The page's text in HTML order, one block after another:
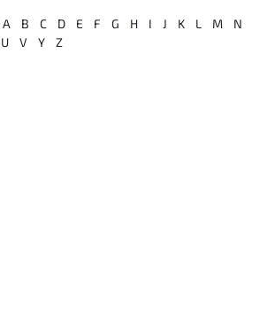
A B C D E F G H I J K L M
N
U V Y Z